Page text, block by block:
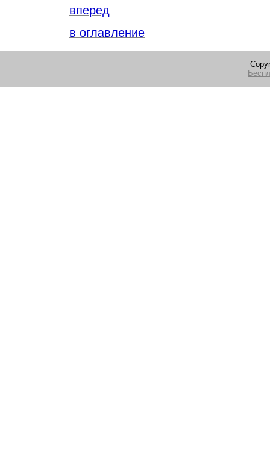
вперед
в оглавление